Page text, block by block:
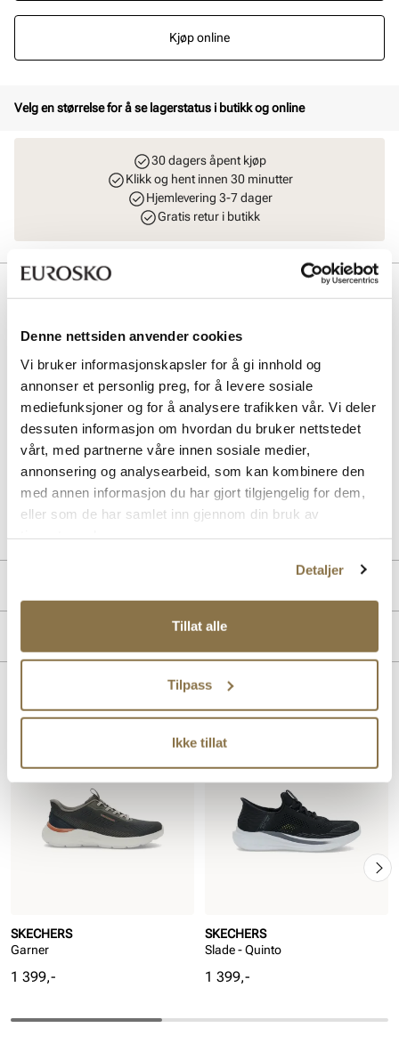
Denne nettsiden anvender cookies
Vi bruker informasjonskapsler for å gi innhold og
annonser et personlig preg, for å levere sosiale
mediefunksjoner og for å analysere trafikken vår. Vi deler
dessuten informasjon om hvordan du bruker nettstedet
vårt, med partnerne våre innen sosiale medier,
annonsering og analysearbeid, som kan kombinere den
med annen informasjon du har gjort tilgjengelig for dem,
eller som de har samlet inn gjennom din bruk av
Detaljer
Tillat alle
Tilpass
Ikke tillat
Kjøp online
Velg en størrelse for å se lagerstatus i butikk og online
30 dagers åpent kjøp
Klikk og hent innen 30 minutter
Hjemlevering 3-7 dager
Gratis retur i butikk
garanterer både smidighet og pusteevne med sin finstrikkede
overdel. Innersålen, forsterket med kull og integrert med Skechers
Air-Cooled Memory Foam, former seg perfekt etter føttene dine, noe
som gir ubesværet komfort og en avkjølende følelse. Takket være
Goga Mat Arch støtten, nyter føttene dine ekstra støtte, noe som gjør
denne Slip-ins modellen til det ideelle valget for deg som søker en
sammensmelting av stilfull design og komfortabel funksjonalitet for
en aktiv hverdag.
Art. nr
02443402
Såle:Støtdempende
Lignende produkter
SKECHERS
Garner
Pris
1 399,-
SKECHERS
Slade - Quinto
Pris
1 399,-